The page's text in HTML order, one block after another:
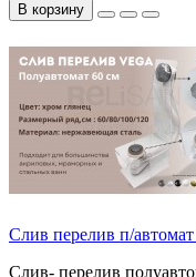
В корзину
Слив перелив п/
Слив- перелив